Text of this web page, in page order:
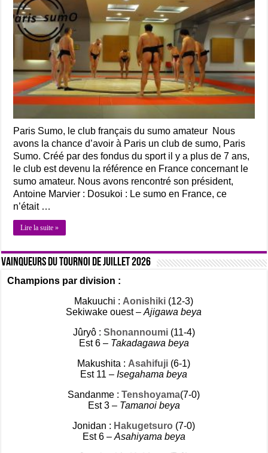
Paris Sumo, le club français du sumo amateur Nous
avons la chance d’avoir à Paris un club de sumo, Paris
Sumo. Créé par des fondus du sport il y a plus de 7 ans,
le club est devenu la référence en France concernant le
sumo amateur. Nous avons rencontré son président,
Antoine Marvier : Dosukoi : Le sumo en France, ce
n’était …
Lire la suite »
Vainqueurs du tournoi de Juillet 2026
Champions par division :
Makuuchi : Aonishiki (12-3)
Sekiwake ouest –Ajigawa beya
Jûryô : Shonannoumi (11-4)
Est 6 – Takadagawa beya
Makushita : Asahifuji (6-1)
Est 11 –Isegahama beya
Sandanme :Tenshoyama(7-0)
Est 3 – Tamanoi beya
Jonidan : Hakugetsuro (7-0)
Est 6 – Asahiyama beya